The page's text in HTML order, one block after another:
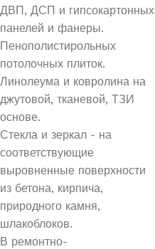
ДВП, ДСП и гипсокартонных
панелей и фанеры.
Пенополистирольных
потолочных плиток.
Линолеума и ковролина на
джутовой, тканевой, ТЗИ
основе.
Стекла и зеркал - на
соответствующие
выровненные поверхности
из бетона, кирпича,
природного камня,
шлакоблоков.
В ремонтно-